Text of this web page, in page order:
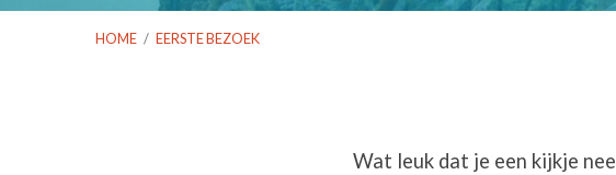
HOME / EERSTE BEZOEK
Wat leuk dat je een kijkje